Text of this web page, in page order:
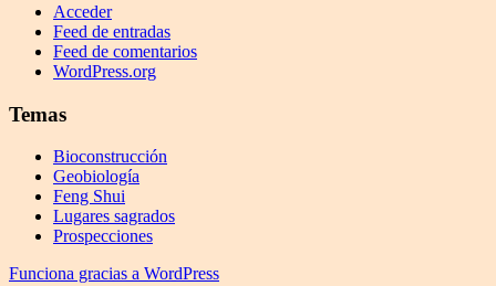
Acceder
Feed de entradas
Feed de comentarios
WordPress.org
Temas
Bioconstrucción
Geobiología
Feng Shui
Lugares sagrados
Prospecciones
Funciona gracias a WordPress